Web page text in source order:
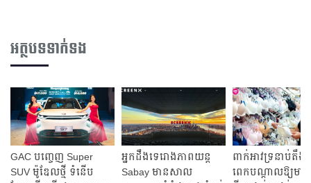
អត្ថបទទាក់ទង
GAC បញ្ចេញ Super
SUV ម៉ូឌែលថ្មី ទំនើប
អ្នក​ដឹង​ទេ​រោង​ភាព​យន្ត​
Sabay មាន​សាល
ពាក់អាវទ្រនាប់តឹ
ពេក​បណ្តាលឱ្យមាន​